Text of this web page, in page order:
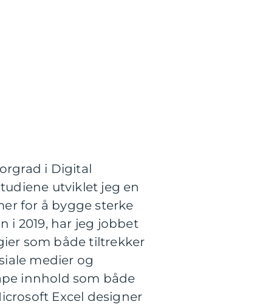
i Digital
utviklet jeg en
for å bygge sterke
i 2019, har jeg jobbet
som både tiltrekker
medier og
innhold som både
Excel designer